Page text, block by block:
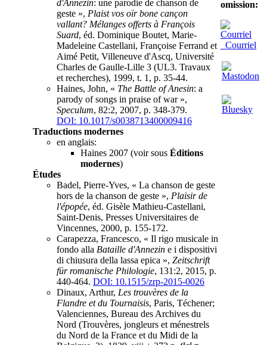
d'Annezin: une parodie de chanson de
geste », Plaist vos oïr bone cançon
vallant? Mélanges offerts à François
Suard, éd. Dominique Boutet, Marie-
Madeleine Castellani, Françoise Ferrand et
Aimé Petit, Villeneuve d'Ascq, Université
Charles de Gaulle-Lille 3 (UL3. Travaux
et recherches), 1999, t. 1, p. 35-44.
Haines, John, « The Battle of Anesin: a
parody of songs in praise of war »,
Speculum, 82:2, 2007, p. 348-379.
DOI: 10.1017/s0038713400009416
Traductions modernes
en anglais:
Haines 2007 (voir sous Éditions
modernes)
Études
Badel, Pierre-Yves, « La chanson de geste
hors de la chanson de geste », Plaisir de
l'épopée, éd. Gisèle Mathieu-Castellani,
Saint-Denis, Presses Universitaires de
Vincennes, 2000, p. 155-172.
Carapezza, Francesco, « Il rigo musicale in
fondo alla Bataille d'Annezin e i dispositivi
di chiusura della lassa epica », Zeitschrift
für romanische Philologie, 131:2, 2015, p.
440-464. DOI: 10.1515/zrp-2015-0026
Dinaux, Arthur, Les trouvères de la
Flandre et du Tournaisis, Paris, Téchener;
Valenciennes, Bureau des Archives du
Nord (Trouvères, jongleurs et ménestrels
du Nord de la France et du Midi de la
omission:
Courriel